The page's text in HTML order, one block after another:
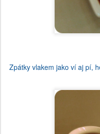
Zpátky vlakem jako ví aj pí,